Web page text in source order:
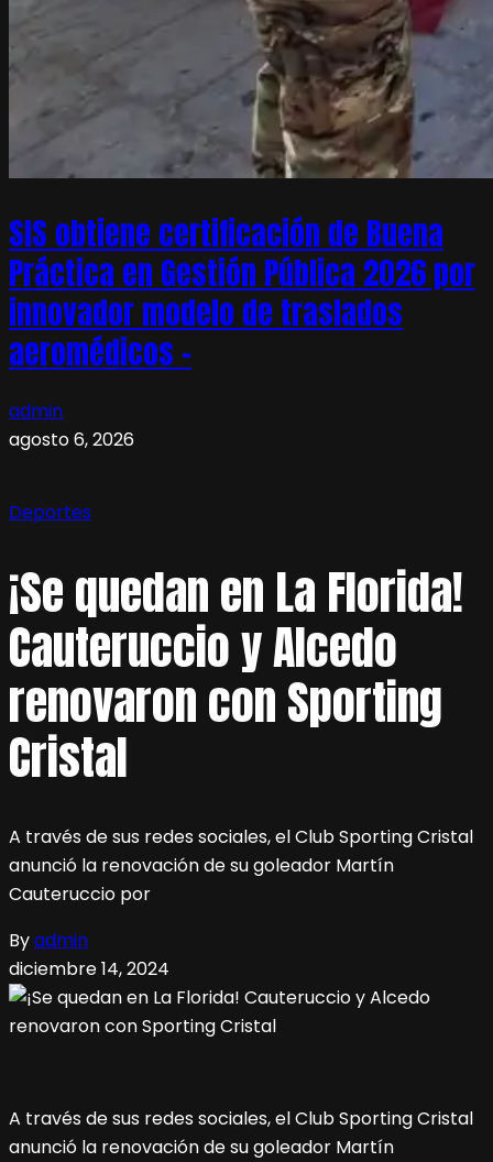
SIS obtiene certificación de Buena
Práctica en Gestión Pública 2026 por
innovador modelo de traslados
aeromédicos –
admin
agosto 6, 2026
Deportes
¡Se quedan en La Florida!
Cauteruccio y Alcedo
renovaron con Sporting
Cristal
A través de sus redes sociales, el Club Sporting Cristal
anunció la renovación de su goleador Martín
Cauteruccio por
Byadmin
diciembre 14, 2024
A través de sus redes sociales, el Club Sporting Cristal
anunció la renovación de su goleador Martín